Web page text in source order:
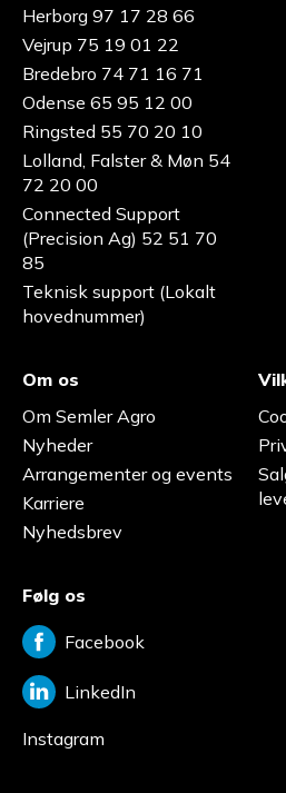
Herborg 97 17 28 66
Vejrup 75 19 01 22
Bredebro 74 71 16 71
Odense 65 95 12 00
Ringsted 55 70 20 10
Lolland, Falster & Møn 54
72 20 00
Connected Support
(Precision Ag) 52 51 70
85
Teknisk support (Lokalt
hovednummer)
Om os
Om Semler Agro
Nyheder
Arrangementer og events
Karriere
Nyhedsbrev
Følg os
Facebook
LinkedIn
Instagram